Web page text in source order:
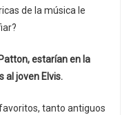
de la música le
estarían en la
al joven Elvis.
tanto antiguos